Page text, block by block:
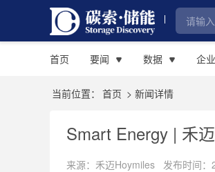
首页 要闻 数据 企业
当前位置： 首页 > 新闻详情
Smart Energy | 禾
来源：禾迈Hoymiles 发布时间